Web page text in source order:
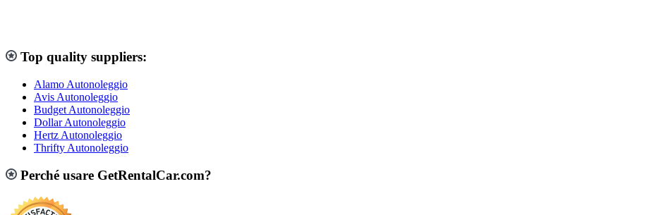
Top quality suppliers:
Alamo Autonoleggio
Avis Autonoleggio
Budget Autonoleggio
Dollar Autonoleggio
Hertz Autonoleggio
Thrifty Autonoleggio
Perché usare GetRentalCar.com?